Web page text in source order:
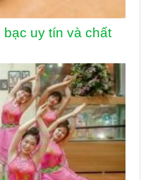
uy tín và chất